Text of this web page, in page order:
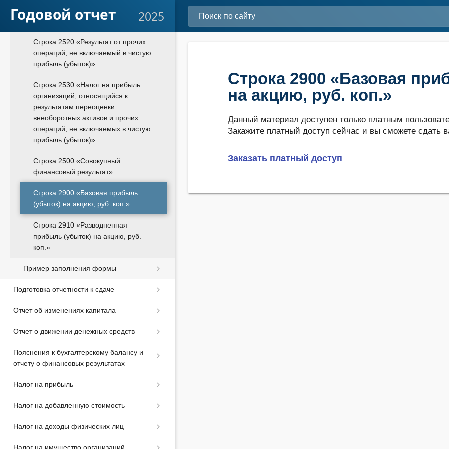
Годовой отчет 2025
не включаемый в чистую прибыль
(убыток)»
Строка 2520 «Результат от прочих
операций, не включаемый в чистую
прибыль (убыток)»
Строка 2530 «Налог на прибыль
организаций, относящийся к
результатам переоценки
внеоборотных активов и прочих
операций, не включаемых в чистую
прибыль (убыток)»
Строка 2500 «Совокупный
финансовый результат»
Строка 2900 «Базовая прибыль
(убыток) на акцию, руб. коп.»
Строка 2910 «Разводненная
прибыль (убыток) на акцию, руб.
коп.»
Пример заполнения формы
Подготовка отчетности к сдаче
Отчет об изменениях капитала
Отчет о движении денежных средств
Пояснения к бухгалтерскому балансу и
отчету о финансовых результатах
Налог на прибыль
Налог на добавленную стоимость
Налог на доходы физических лиц
Строка 2900 «Базовая
на акцию, руб. коп.»
Данный материал доступен только платным
Закажите платный доступ сейчас и вы сможете сдать
Заказать платный доступ